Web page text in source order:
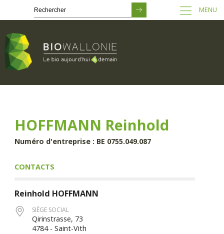
principal
MENU
HOFFMANN Reinhold
Numéro d'entreprise : BE 0755.049.087
CONTACTS
Reinhold HOFFMANN
SIÈGE SOCIAL
Qirinstrasse, 73
4784 - Saint-Vith